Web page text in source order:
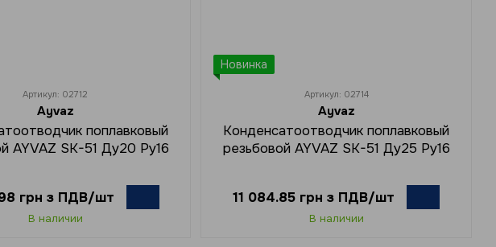
Артикул: 02712
Ayvaz
поплавковый
AYVAZ SK-51 Ду20 Ру16
грн з ПДВ/шт
В наличии
Новинка
Артикул: 02714
Ayvaz
Конденсатоотводчик поплавковый
резьбовой AYVAZ SK-51 Ду25 Ру16
11 084.85 грн з ПДВ/шт
В наличии